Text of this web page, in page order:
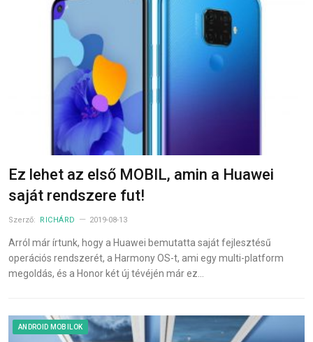
Ez lehet az első MOBIL, amin a Huawei
saját rendszere fut!
Szerző: RICHÁRD 2019-08-13
Arról már írtunk, hogy a Huawei bemutatta saját fejlesztésű
operációs rendszerét, a Harmony OS-t, ami egy multi-platform
megoldás, és a Honor két új tévéjén már ez…
ANDROID MOBILOK